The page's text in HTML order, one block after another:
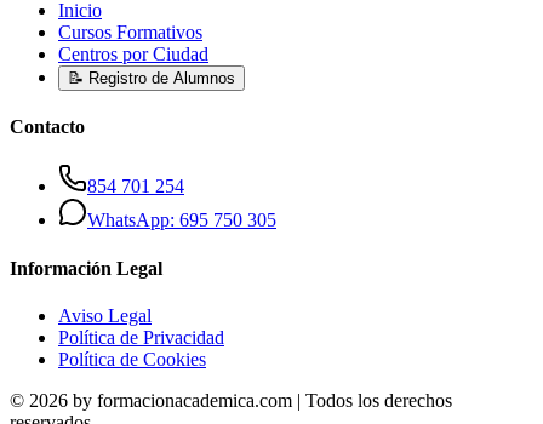
Inicio
Cursos Formativos
Centros por Ciudad
📝 Registro de Alumnos
Contacto
854 701 254
WhatsApp: 695 750 305
Información Legal
Aviso Legal
Política de Privacidad
Política de Cookies
© 2026 by formacionacademica.com | Todos los derechos